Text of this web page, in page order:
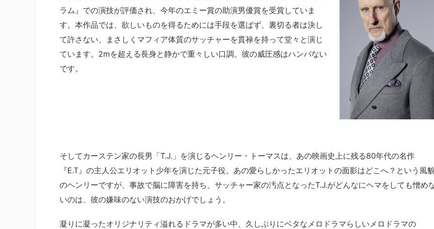
ラム』での演技が評価され、今年のエミー賞の助演男優賞を受賞していま
す。本作品では、欲しいものを得るためには手段を選ばず、裏切る者は決し
て許さない、まさしくマフィア体質のサッチャーを貫禄を持って堂々と演じ
ています。2mを超える長身と静かで重々しい口調。彼の威圧感はハンパない
です。
そしてカーステン家の長男「T.J.」を演じるヘンリー・トーマスは、あの映画史上に残る80年代の名作
『E.T』の主人公エリオット少年を演じた元子役。あの愛らしかったエリオットの面影はどこへ？という風
のヘンリーですが、事故で脳に障害を持ち、サッチャー家の汚点となったT.J.がどんなにヘマをしても憎め
いのは、彼の嫌味のない演技のおかげでしょう。
凝りに凝ったオリジナリティ溢れるドラマが多い中、久しぶりにベタなメロドラマらしいメロドラマの